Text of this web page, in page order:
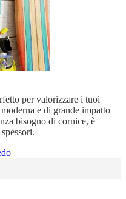
per valorizzare i tuoi
e di grande impatto
bisogno di cornice, è